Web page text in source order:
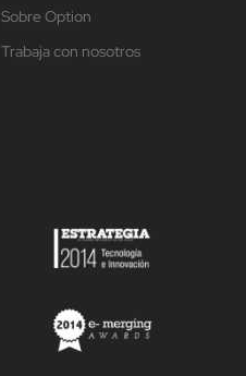
Sobre Option
Trabaja con nosotros